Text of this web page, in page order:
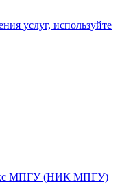
услуг, используйте
МПГУ (НИК МПГУ)